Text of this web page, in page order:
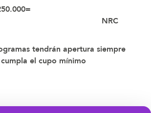
$250.000=
tendrán apertura siempre
el cupo mínimo